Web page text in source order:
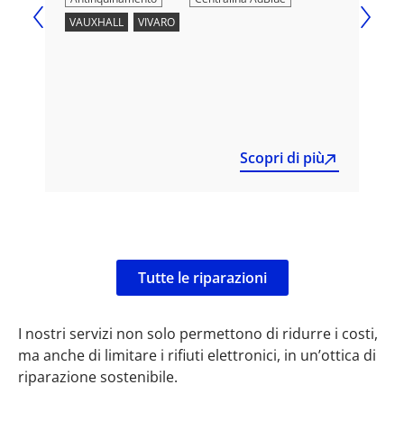
VAUXHALL
VIVARO
Scopri di più
Tutte le riparazioni
I nostri servizi non solo permettono di ridurre i costi,
ma anche di limitare i rifiuti elettronici, in un’ottica di
riparazione sostenibile.